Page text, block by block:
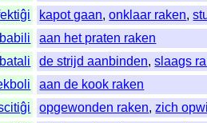
kapot gaan,onklaar raken,
aan het praten raken
de strijd aanbinden,slaags
aan de kook raken
opgewonden raken,zich